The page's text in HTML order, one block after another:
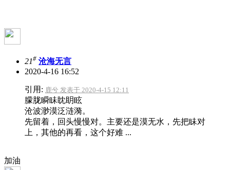
21# 沧海无言
2020-4-16 16:52
引用: 鹿兮 发表于 2020-4-15 12:11
朦胧瞬眛眈眀眩
沧波渺漠泛涟漪。
先留着，回头慢慢对。主要还是漠无水，先把眛对
上，其他的再看，这个好难 ...
加油